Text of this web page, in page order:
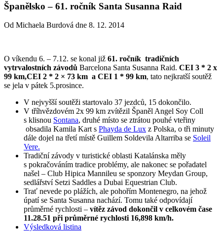
Španělsko – 61. ročník Santa Susanna Raid
Od Michaela Burdová dne 8. 12. 2014
O víkendu 6. – 7.12. se konal již 61. ročník tradičních
vytrvalostních závodů Barcelona Santa Susanna Raid. CEI 3 * 2 x
99 km,CEI 2 * 2 × 73 km a CEI 1 * 99 km, tato nejkratší soutěž
se jela v pátek 5.prosince.
V nejvyšší soutěži startovalo 37 jezdců, 15 dokončilo.
V tříhvězdovém 2x 99 km zvítězil Španěl Angel Soy Coll
s klisnou Sontana, druhé místo se ztrátou pouhé vteřiny
obsadila Kamila Kart s Phayda de Lux z Polska, o tři minuty
dále dojel na třetí místě Guillem Soldevila Altarriba se Soleil
Vere.
Tradiční závody v turistické oblasti Katalánska měly
s pokračováním tradice problémy, ale nakonec se pořadatel
našel – Club Hipica Mannileu se sponzory Meydan Group,
sedlářství Setzi Saddles a Dubai Equestrian Club.
Trať nevede po plážích, ale pohořím Montenegro, na jehož
úpatí se Santa Susanna nachází. Tomu také odpovídají
průměrné rychlosti – vítěz závod dokončil v celkovém čase
11.28.51 při průměrné rychlosti 16,898 km/h.
Výsledková listina